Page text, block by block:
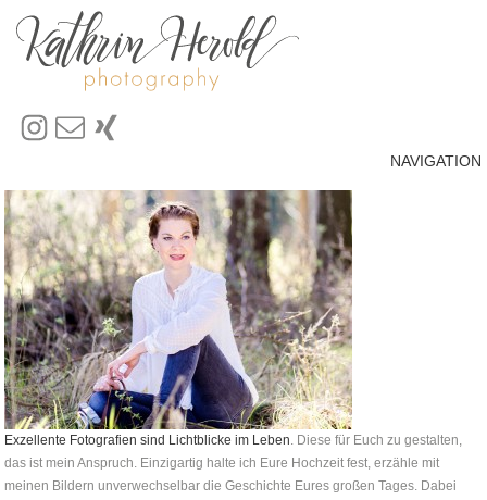
NAVIGATION
Exzellente Fotografien sind Lichtblicke im Leben. Diese für Euch zu gestalten,
das ist mein Anspruch. Einzigartig halte ich Eure Hochzeit fest, erzähle mit
meinen Bildern unverwechselbar die Geschichte Eures großen Tages. Dabei